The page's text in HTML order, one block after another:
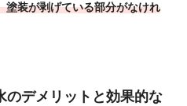
塗装が剥げている部分がなけれ
のデメリットと効果的な